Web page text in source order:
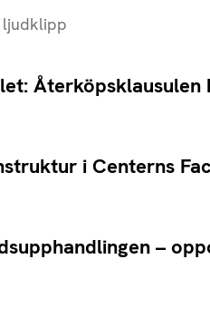
ljudklipp
i Centerns
–